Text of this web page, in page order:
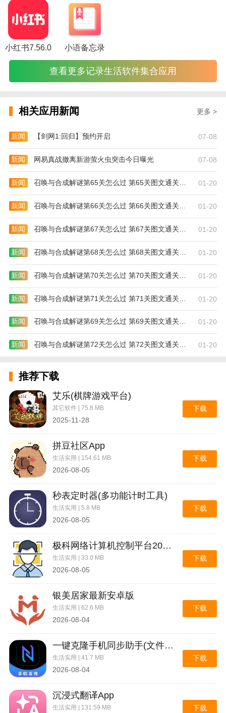
免费言情小说_图片2
免费言情小说特色介绍：
1、阅读记录，看过的小说都会记录好，你下一次能方
便找到。
2、免费小说，看小说都是免费的，不需要自己花钱。
3、小说背景，小说的背景你都可以自己设置，看小说
更容易。
4、小说字体，小说的字体你都可以自己设置，找小说
的时候简单不少。
小红书7.56.0 小语备忘录
查看更多记录生活软件集合应用
相关应用新闻 更多 >
新闻 【剑网1:回归】预约开启 07-08
新闻 网易真战撤离新游萤火虫突击今日曝光 07-08
新闻 召唤与合成解谜第65关怎么过 第65关图文通关攻略 01-20
新闻 召唤与合成解谜第66关怎么过 第66关图文通关攻略 01-20
新闻 召唤与合成解谜第67关怎么过 第67关图文通关攻略 01-20
新闻 召唤与合成解谜第68关怎么过 第68关图文通关攻略 01-20
新闻 召唤与合成解谜第70关怎么过 第70关图文通关攻略 01-20
新闻 召唤与合成解谜第71关怎么过 第71关图文通关攻略 01-20
新闻 召唤与合成解谜第69关怎么过 第69关图文通关攻略 01-20
新闻 召唤与合成解谜第72关怎么过 第72关图文通关攻略 01-20
推荐下载
艾乐(棋牌游戏平台)
其它软件 | 75.8 MB
2025-11-28
下载
拼豆社区App
生活实用 | 154.61 MB
2026-08-05
下载
秒表定时器(多功能计时工具)
生活实用 | 5.8 MB
2026-08-05
下载
极科网络计算机控制平台2026官方最新版本
生活实用 | 33.0 MB
2026-08-05
下载
银美居家最新安卓版
生活实用 | 62.6 MB
2026-08-04
下载
一键克隆手机同步助手(文件极速互传)
生活实用 | 41.7 MB
2026-08-04
下载
沉浸式翻译App
生活实用 | 131.59 MB 下载